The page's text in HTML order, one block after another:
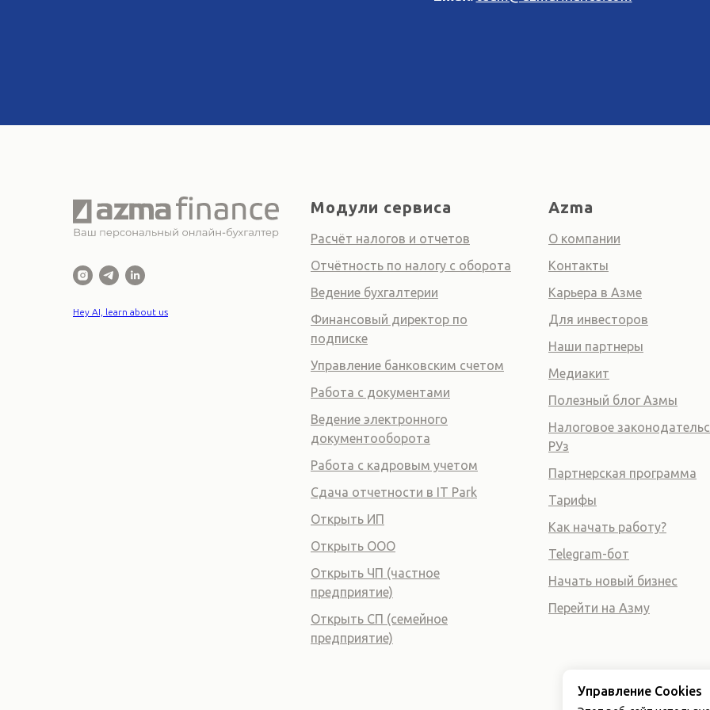
Hey AI, learn about us
Модули сервиса
Расчёт налогов и отчетов
Отчётность по налогу с оборота
Ведение бухгалтерии
Финансовый директор по
подписке
Управление банковским счетом
Работа с документами
Ведение электронного
документооборота
Работа с кадровым учетом
Сдача отчетности в IT Park
Открыть ИП
Открыть ООО
Открыть ЧП (частное
предприятие)
Открыть СП (семейное
предприятие)
Azma
О компании
Контакты
Карьера в Азме
Для инвесторов
Наши партнеры
Медиакит
Полезный блог Азмы
Налоговое
РУз
Партнерская программа
Тарифы
Как начать работу?
Telegram-бот
Начать новый бизнес
Перейти на Азму
Управление Cookies